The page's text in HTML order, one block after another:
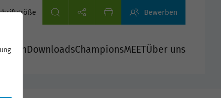
Bewerben
DownloadsChampionsMEETÜber uns